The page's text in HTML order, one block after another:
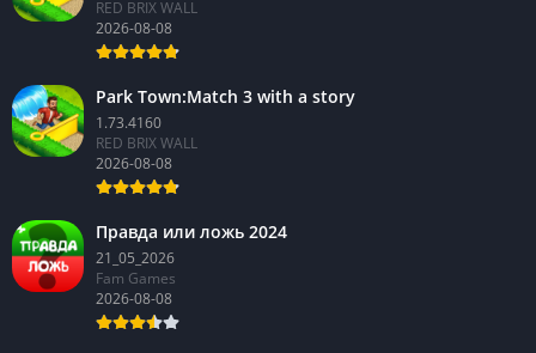
RED BRIX WALL
2026-08-08
Park Town:Match 3 with a story
1.73.4160
RED BRIX WALL
2026-08-08
Правда или ложь 2024
21_05_2026
Fam Games
2026-08-08